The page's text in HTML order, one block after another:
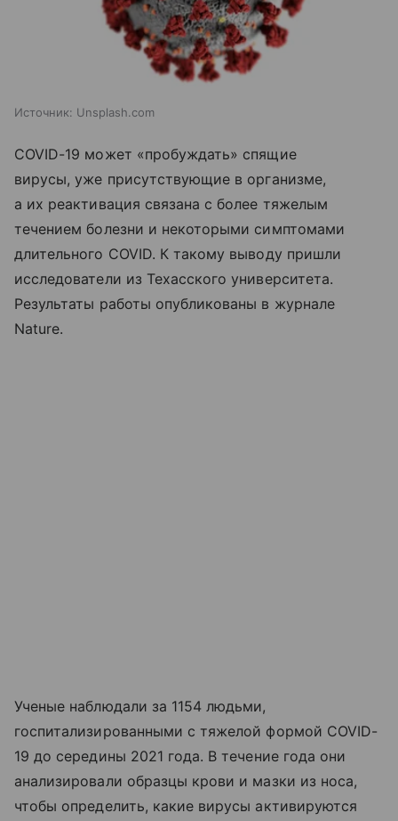
Источник: Unsplash.com
COVID-19 может «пробуждать» спящие
вирусы, уже присутствующие в организме,
а их реактивация связана с более тяжелым
течением болезни и некоторыми симптомами
длительного COVID. К такому выводу пришли
исследователи из Техасского университета.
Результаты работы опубликованы в журнале
Nature.
Ученые наблюдали за 1154 людьми,
госпитализированными с тяжелой формой COVID-
19 до середины 2021 года. В течение года они
анализировали образцы крови и мазки из носа,
чтобы определить, какие вирусы активируются